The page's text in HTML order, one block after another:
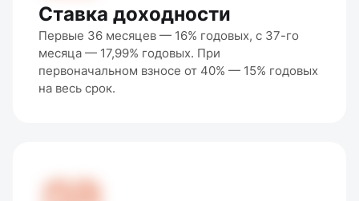
Ставка доходности
Первые 36 месяцев — 16% годовых, с 37-го
месяца — 17,99% годовых. При
первоначальном взносе от 40% — 15% годовых
на весь срок.